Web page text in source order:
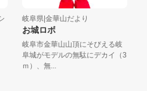
岐阜県|金華山だより
お城ロボ
岐阜市金華山山頂にそびえる岐
阜城がモデルの無駄にデカイ（3
ｍ）、無...